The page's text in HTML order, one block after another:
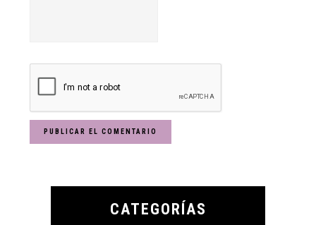
Primary
CATEGORÍAS